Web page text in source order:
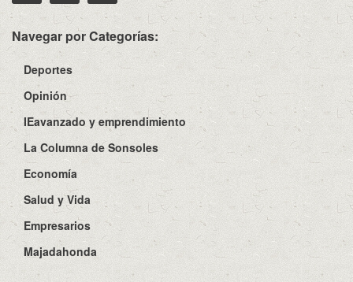
Navegar por Categorías:
Deportes
Opinión
IEavanzado y emprendimiento
La Columna de Sonsoles
Economía
Salud y Vida
Empresarios
Majadahonda